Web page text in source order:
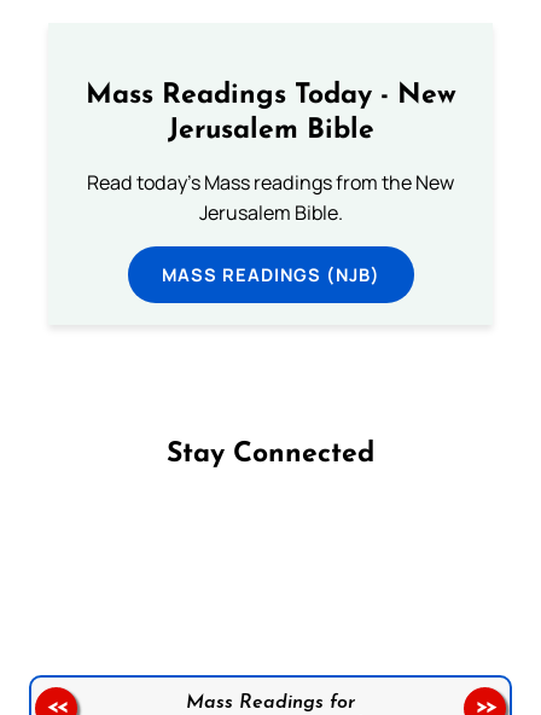
Mass Readings Today - New
Jerusalem Bible
Read today's Mass readings from the New
Jerusalem Bible.
MASS READINGS (NJB)
Stay Connected
Mass Readings for
<< >>